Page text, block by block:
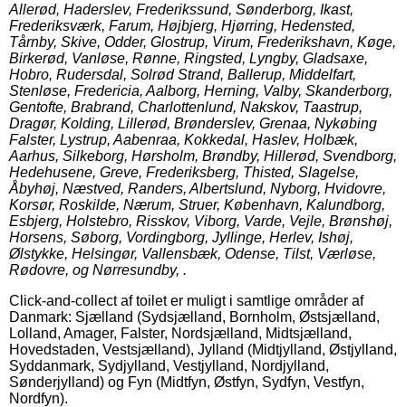
Allerød, Haderslev, Frederikssund, Sønderborg, Ikast,
Frederiksværk, Farum, Højbjerg, Hjørring, Hedensted,
Tårnby, Skive, Odder, Glostrup, Virum, Frederikshavn, Køge,
Birkerød, Vanløse, Rønne, Ringsted, Lyngby, Gladsaxe,
Hobro, Rudersdal, Solrød Strand, Ballerup, Middelfart,
Stenløse, Fredericia, Aalborg, Herning, Valby, Skanderborg,
Gentofte, Brabrand, Charlottenlund, Nakskov, Taastrup,
Dragør, Kolding, Lillerød, Brønderslev, Grenaa, Nykøbing
Falster, Lystrup, Aabenraa, Kokkedal, Haslev, Holbæk,
Aarhus, Silkeborg, Hørsholm, Brøndby, Hillerød, Svendborg,
Hedehusene, Greve, Frederiksberg, Thisted, Slagelse,
Åbyhøj, Næstved, Randers, Albertslund, Nyborg, Hvidovre,
Korsør, Roskilde, Nærum, Struer, København, Kalundborg,
Esbjerg, Holstebro, Risskov, Viborg, Varde, Vejle, Brønshøj,
Horsens, Søborg, Vordingborg, Jyllinge, Herlev, Ishøj,
Ølstykke, Helsingør, Vallensbæk, Odense, Tilst, Værløse,
Rødovre, og Nørresundby, .
Click-and-collect af toilet er muligt i samtlige områder af
Danmark: Sjælland (Sydsjælland, Bornholm, Østsjælland,
Lolland, Amager, Falster, Nordsjælland, Midtsjælland,
Hovedstaden, Vestsjælland), Jylland (Midtjylland, Østjylland,
Syddanmark, Sydjylland, Vestjylland, Nordjylland,
Sønderjylland) og Fyn (Midtfyn, Østfyn, Sydfyn, Vestfyn,
Nordfyn).